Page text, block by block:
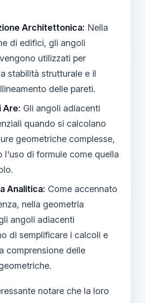
Architettonica: Nella
di edifici, gli angoli
utilizzati per
stabilità strutturale e il
delle pareti.
Are: Gli angoli adiacenti
quando si calcolano
geometriche complesse,
l'uso di formule come quella
Analitica: Come accennato
nella geometria
angoli adiacenti
di semplificare i calcoli e
comprensione delle
notare che la loro